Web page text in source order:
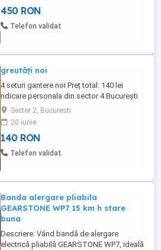
450 RON
Telefon validat
greutăți noi
4 seturi gantere noi Preț total: 140 lei
ridicare personala din sector 4 București
Sector 2, Bucuresti
20 iunie
140 RON
Telefon validat
Banda alergare pliabila
GEARSTONE WP7 15 km h stare
buna
Descriere: Vând bandă de alergare
electrică pliabilă GEARSTONE WP7, ideală